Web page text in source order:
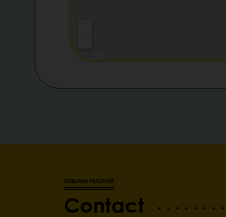
GURUTABI PASSPORT
Contact